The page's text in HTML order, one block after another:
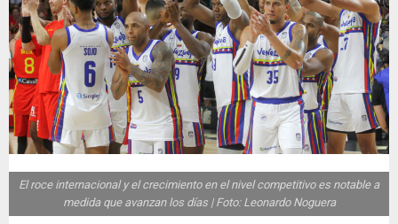
El roce internacional y el crecimiento en el nivel competitivo es notable a
medida que avanzan los días | Foto: Leonardo Noguera